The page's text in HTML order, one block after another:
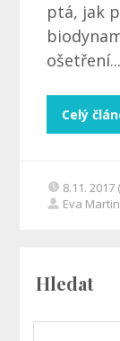
ptá, jak
ošetření...
Celý
8.11.
Eva
Hledat